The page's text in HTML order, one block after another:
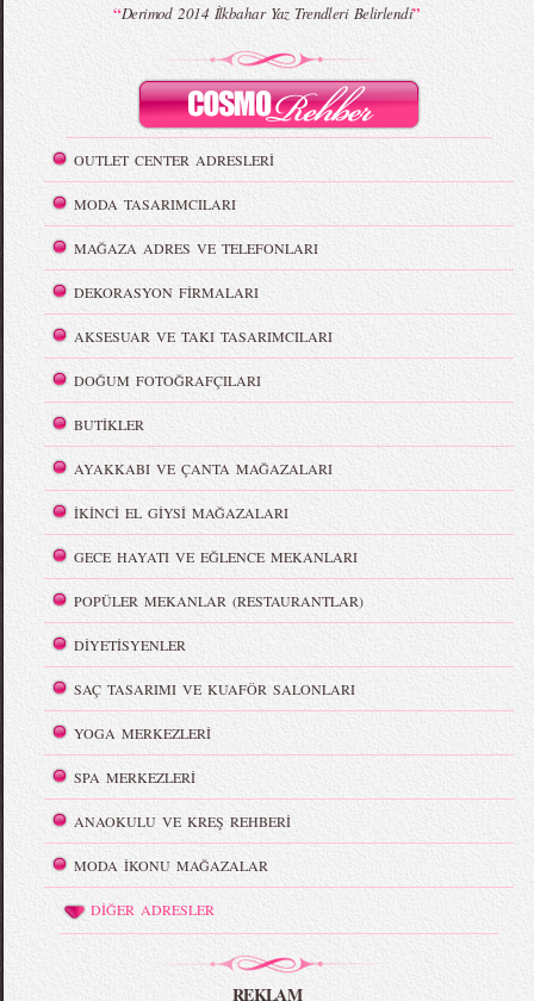
“Derimod 2014 İlkbahar Yaz Trendleri Belirlendi”
OUTLET CENTER ADRESLERİ
MODA TASARIMCILARI
MAĞAZA ADRES VE TELEFONLARI
DEKORASYON FİRMALARI
AKSESUAR VE TAKI TASARIMCILARI
DOĞUM FOTOĞRAFÇILARI
BUTİKLER
AYAKKABI VE ÇANTA MAĞAZALARI
İKİNCİ EL GİYSİ MAĞAZALARI
GECE HAYATI VE EĞLENCE MEKANLARI
POPÜLER MEKANLAR (RESTAURANTLAR)
DİYETİSYENLER
SAÇ TASARIMI VE KUAFÖR SALONLARI
YOGA MERKEZLERİ
SPA MERKEZLERİ
ANAOKULU VE KREŞ REHBERİ
MODA İKONU MAĞAZALAR
DİĞER ADRESLER
REKLAM